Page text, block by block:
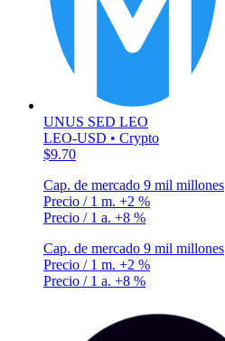
UNUS SED LEO
LEO-USD • Crypto
$9.70
Cap. de mercado 9 mil millones
Precio / 1 m. +2 %
Precio / 1 a. +8 %
Cap. de mercado 9 mil millones
Precio / 1 m. +2 %
Precio / 1 a. +8 %